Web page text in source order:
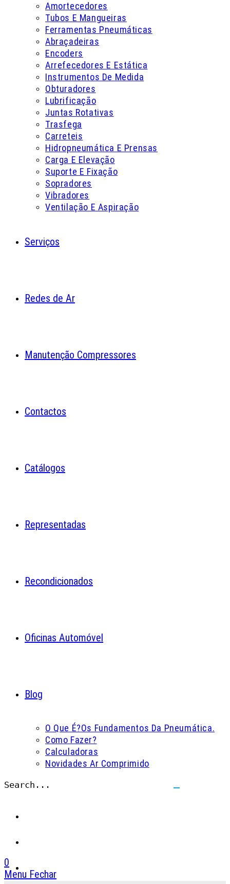
Amortecedores
Tubos E Mangueiras
Ferramentas Pneumáticas
Abraçadeiras
Encoders
Arrefecedores E Estática
Instrumentos De Medida
Obturadores
Lubrificação
Juntas Rotativas
Trasfega
Carreteis
Hidropneumática E Prensas
Carga E Elevação
Suporte E Fixação
Sopradores
Vibradores
Ventilação E Aspiração
Serviços
Redes de Ar
Manutenção Compressores
Contactos
Catálogos
Representadas
Recondicionados
Oficinas Automóvel
Blog
O Que É?Os Fundamentos Da Pneumática.
Como Fazer?
Calculadoras
Novidades Ar Comprimido
Search...
0
Menu Fechar